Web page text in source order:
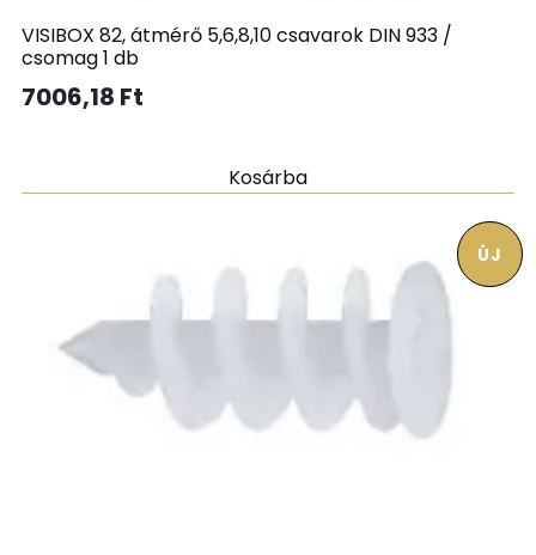
VISIBOX 82, átmérő 5,6,8,10 csavarok DIN 933 /
csomag 1 db
7006,18 Ft
Kosárba
ÚJ